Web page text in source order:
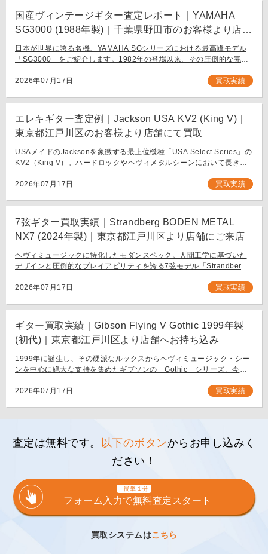
国産ヴィンテージギター査定レポート｜YAMAHA
SG3000 (1988年製)｜千葉県野田市のお客様より店舗
にて買取
日本が世界に誇る名機、YAMAHA SGシリーズにおける最高峰モデル
「SG3000」をご紹介します。1982年の登場以来、その圧倒的な完成
フラッグシップモデル […]
2026年07月17日 買取実績
エレキギター査定例｜Jackson USA KV2 (King V)｜
東京都江戸川区のお客様より店舗にて買取
USAメイドのJacksonを象徴する最上位機種「USA Select Series」の
KV2（King V）。ハードロックやヘヴィメタルシーンにおいて長きに
[…]
2026年07月17日 買取実績
7弦ギター買取実績｜Strandberg BODEN METAL
NX7 (2024年製)｜東京都江戸川区より店舗にご来店
ヘヴィミュージックに特化したモダンスペック。人間工学に基づいた
デザインと圧倒的なプレイアビリティを誇る7弦モデル「Strandberg
タリスト […]
2026年07月17日 買取実績
ギター買取実績｜Gibson Flying V Gothic 1999年製
(初代)｜東京都江戸川区より店舗へお持ち込み
1999年に誕生し、その硬派なルックスからヘヴィミュージック・シー
ンを中心に絶大な支持を集めたギブソンの「Gothic」シリーズ。今回
[…]
2026年07月17日 買取実績
査定は無料です。 以下のボタンからお申し込みく
ださい！
簡単１分
フォーム入力で無料査定スタート
買取システムはこちら